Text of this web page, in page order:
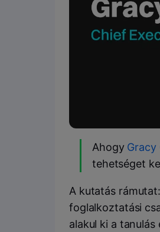
Ahogy Gracy
tehetséget
A kutatás
foglalkoztatási
alakul ki a